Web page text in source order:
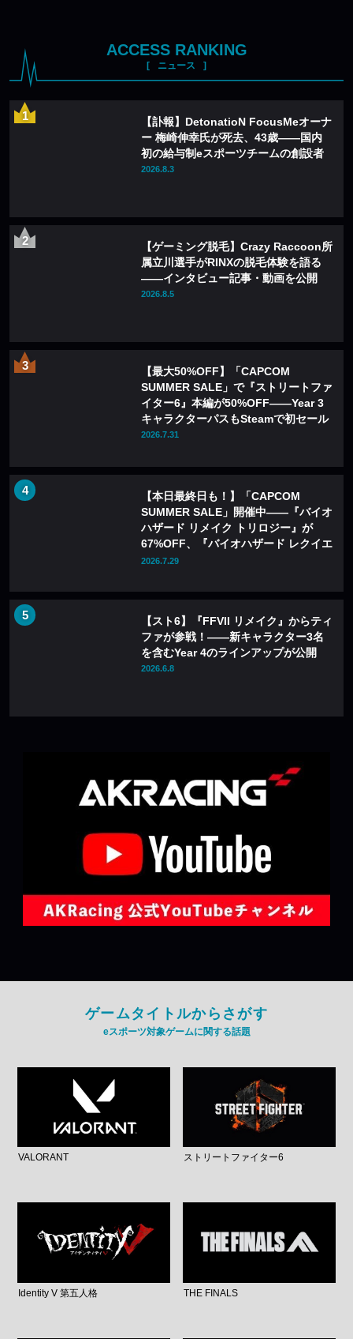
ACCESS RANKING
ニュース
【訃報】DetonatioN FocusMeオーナ
ー 梅崎伸幸氏が死去、43歳——国内
初の給与制eスポーツチームの創設者
2026.8.3
【ゲーミング脱毛】Crazy Raccoon所
属立川選手がRINXの脱毛体験を語る
——インタビュー記事・動画を公開
2026.8.5
【最大50%OFF】「CAPCOM
SUMMER SALE」で『ストリートファ
イター6』本編が50%OFF——Year 3
キャラクターパスもSteamで初セール
2026.7.31
【本日最終日も！】「CAPCOM
SUMMER SALE」開催中——『バイオ
ハザード リメイク トリロジー』が
67%OFF、『バイオハザード レクイエ
ム』も20%OFFに
2026.7.29
【スト6】『FFVII リメイク』からティ
ファが参戦！――新キャラクター3名
を含むYear 4のラインアップが公開
2026.6.8
ゲームタイトルからさがす
eスポーツ対象ゲームに関する話題
VALORANT ストリートファイター6
Identity V 第五人格 THE FINALS